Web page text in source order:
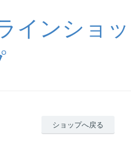
インショッ
ショップへ戻る